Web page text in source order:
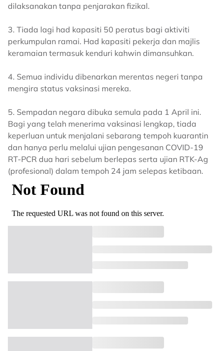
dilaksanakan tanpa penjarakan fizikal.
3. Tiada lagi had kapasiti 50 peratus bagi aktiviti
perkumpulan ramai. Had kapasiti pekerja dan majlis
keramaian termasuk kenduri kahwin dimansuhkan.
4. Semua individu dibenarkan merentas negeri tanpa
mengira status vaksinasi mereka.
5. Sempadan negara dibuka semula pada 1 April ini.
Bagi yang telah menerima vaksinasi lengkap, tiada
keperluan untuk menjalani sebarang tempoh kuarantin
dan hanya perlu melalui ujian pengesanan COVID-19
RT-PCR dua hari sebelum berlepas serta ujian RTK-Ag
(profesional) dalam tempoh 24 jam selepas ketibaan.